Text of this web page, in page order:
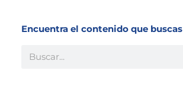
Encuentra el contenido que buscas
Buscar